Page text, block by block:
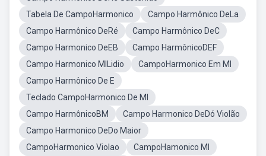
Tabela De CampoHarmonico
Campo Harmônico DeLa
Campo Harmônico DeRé
Campo Harmônico DeC
Campo Harmonico DeEB
Campo HarmônicoDEF
Campo Harmonico MILidio
CampoHarmonico Em MI
Campo Harmônico De E
Teclado CampoHarmonico De MI
Campo HarmônicoBM
Campo Harmonico DeDó Violão
Campo Harmonico DeDo Maior
CampoHarmonico Violao
CampoHamonico MI